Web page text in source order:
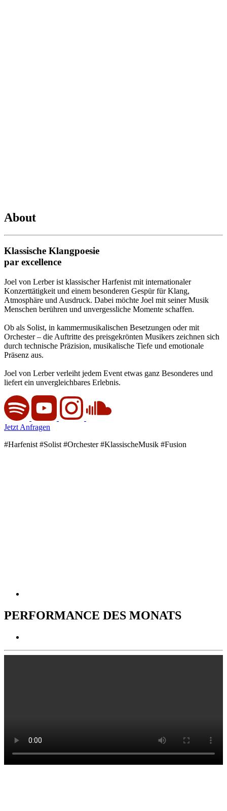
About
Klassische Klangpoesie
par excellence
Joel von Lerber ist klassischer Harfenist mit internationaler
Konzerttätigkeit und einem besonderen Gespür für Klang,
Atmosphäre und Ausdruck. Dabei möchte Joel mit seiner Musik
Menschen berühren und unvergessliche Momente schaffen.
Ob als Solist, in kammermusikalischen Besetzungen oder mit
Orchester – die Auftritte des preisgekrönten Musikers zeichnen sich
durch technische Präzision, musikalische Tiefe und emotionale
Präsenz aus.
Joel von Lerber verleiht jedem Event etwas ganz Besonderes und
liefert ein unvergleichbares Erlebnis.
Jetzt Anfragen
#Harfenist #Solist #Orchester #KlassischeMusik #Fusion
PERFORMANCE DES MONATS